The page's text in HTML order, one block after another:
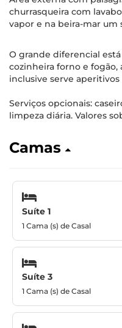
churrasqueira com
vapor e na beira-mar um
O grande diferencial
cozinheira forno e fogão,
inclusive serve
Serviços opcionais:
limpeza diária. Valores
Camas
Suíte 1
1 Cama (s) de Casal
Suíte 3
1 Cama (s) de Casal